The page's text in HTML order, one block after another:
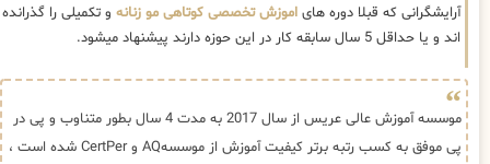
آرایشگرانی که قبلا دوره هایاموزش تخصصی کوتاهی مو زنانهو تکمیلی را گذرانده
اند و یا حداقل 5 سال سابقه کار در این حوزه دارند پیشنهاد میشود.
موسسه آموزش عالی عریس از سال 2017 به مدت 4 سال بطور متناوب و پی در
پی موفق به کسب رتبه برتر کیفیت آموزش از موسسهAQ و CertPer شده است ،